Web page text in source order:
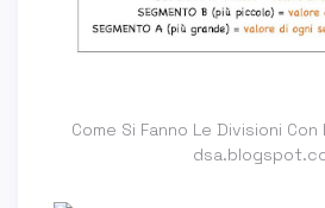
Come Si Fanno Le Divisioni